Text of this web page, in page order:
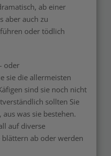
ab einer
aber auch zu
oder tödlich
oder
sie die allermeisten
sind sie noch nicht
sollten Sie
was sie bestehen.
auf diverse
ab oder werden